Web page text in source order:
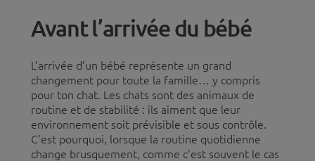
Avant l’arrivée du bébé
L’arrivée d’un bébé représente un grand
changement pour toute la famille… y compris
pour ton chat. Les chats sont des animaux de
routine et de stabilité : ils aiment que leur
environnement soit prévisible et sous contrôle.
C’est pourquoi, lorsque la routine quotidienne
change brusquement, comme c’est souvent le cas